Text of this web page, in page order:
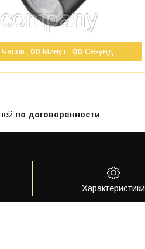
Часов 00 Минут 00 Секунд
по договоренности
Характеристики